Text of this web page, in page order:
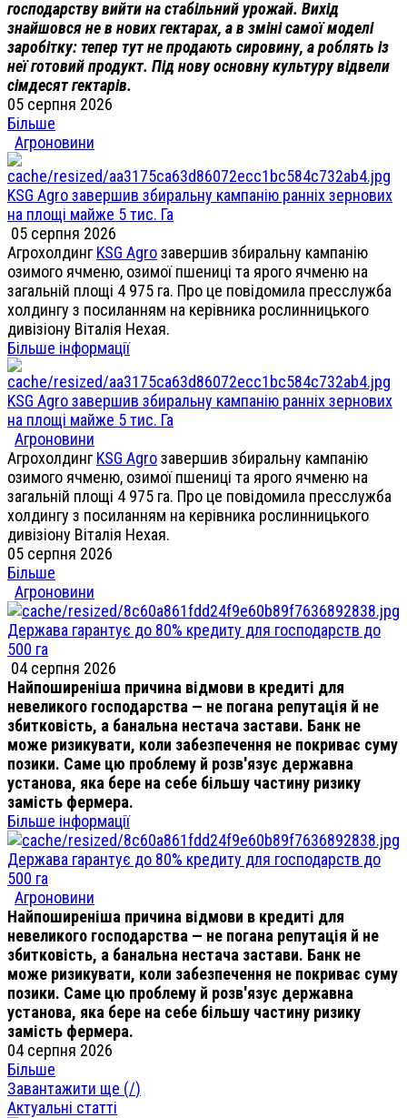
господарству вийти на стабільний урожай. Вихід
знайшовся не в нових гектарах, а в зміні самої моделі
заробітку: тепер тут не продають сировину, а роблять із
неї готовий продукт. Під нову основну культуру відвели
сімдесят гектарів.
05 серпня 2026
Більше
Агроновини
KSG Agro завершив збиральну кампанію ранніх зернових
на площі майже 5 тис. Га
05 серпня 2026
АгрохолдингKSG Agroзавершив збиральну кампанію
озимого ячменю, озимої пшениці та ярого ячменю на
загальній площі 4 975 га. Про це повідомила пресслужба
холдингу з посиланням на керівника рослинницького
дивізіону Віталія Нехая.
Більше інформації
KSG Agro завершив збиральну кампанію ранніх зернових
на площі майже 5 тис. Га
Агроновини
АгрохолдингKSG Agroзавершив збиральну кампанію
озимого ячменю, озимої пшениці та ярого ячменю на
загальній площі 4 975 га. Про це повідомила пресслужба
холдингу з посиланням на керівника рослинницького
дивізіону Віталія Нехая.
05 серпня 2026
Більше
Агроновини
Держава гарантує до 80% кредиту для господарств до
500 га
04 серпня 2026
Найпоширеніша причина відмови в кредиті для
невеликого господарства — не погана репутація й не
збитковість, а банальна нестача застави. Банк не
може ризикувати, коли забезпечення не покриває суму
позики. Саме цю проблему й розв'язує державна
установа, яка бере на себе більшу частину ризику
замість фермера.
Більше інформації
Держава гарантує до 80% кредиту для господарств до
500 га
Агроновини
Найпоширеніша причина відмови в кредиті для
невеликого господарства — не погана репутація й не
збитковість, а банальна нестача застави. Банк не
може ризикувати, коли забезпечення не покриває суму
позики. Саме цю проблему й розв'язує державна
установа, яка бере на себе більшу частину ризику
замість фермера.
04 серпня 2026
Більше
Завантажити ще (/)
Актуальні статті